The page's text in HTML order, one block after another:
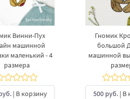
Винни-Пух
машинной
маленький - 4
размера
| В корзину
Гномик
большой
машинной
500 руб.| В